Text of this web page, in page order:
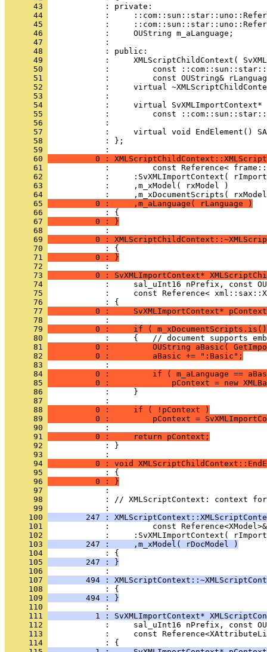
      43
      44
      45
      46
      47
      48
      49
      50
      51
      52
      53
      54
      55
      56
      57
      58
            : };
      59
      60
0 :
      61
      62
      63
      64
      65
          0 :     ,m_aLanguage( rLanguage )
      66
      67
          0 : }
      68
      69
0 :
      70
      71
          0 : }
      72
      73
0 : SvXMLImportContext*
      74
      75
      76
      77
0 :     SvXMLImportContext*
      78
      79
0 :     if (
      80
      81
0 :         OUString aBasic(
      82
          0 :         aBasic += ":Basic";
      83
      84
0 :         if ( m_aLanguage ==
      85
0 :             pContext = new
      86
      87
      88
          0 :     if ( !pContext )
      89
0 :         pContext =
      90
      91
          0 :     return pContext;
      92
            : }
      93
      94
0 : void
      95
      96
          0 : }
      97
      98
: // XMLScriptContext: context
      99
     100
247 :
     101
     102
     103
        247 :     ,m_xModel( rDocModel )
     104
     105
        247 : }
     106
     107
494 :
     108
     109
        494 : }
     110
     111
1 : SvXMLImportContext*
     112
     113
     114